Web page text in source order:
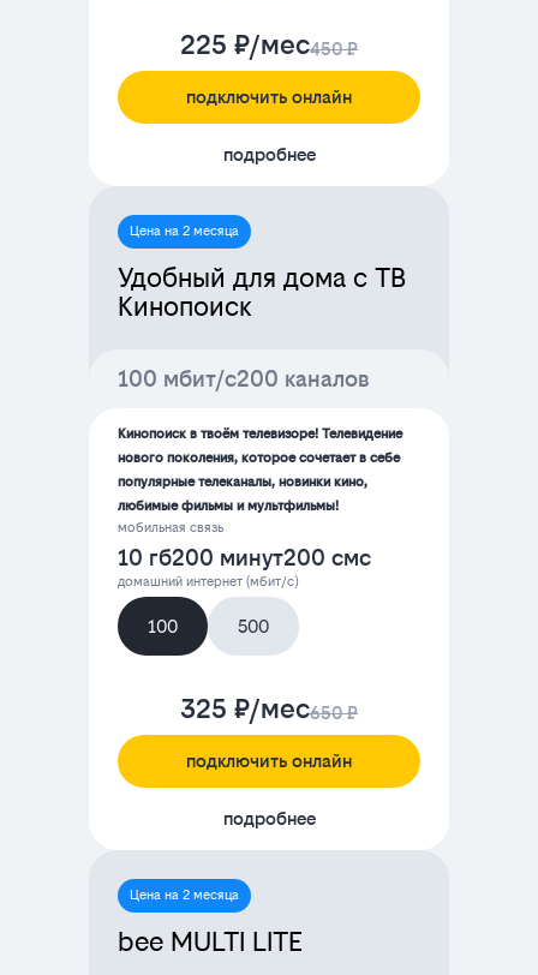
225 ₽/мес450 ₽
подключить онлайн
подробнее
Цена на 2 месяца
Удобный для дома с ТВ
Кинопоиск
100 мбит/с200 каналов
Кинопоиск в твоём телевизоре! Телевидение
нового поколения, которое сочетает в себе
популярные телеканалы, новинки кино,
любимые фильмы и мультфильмы!
мобильная связь
10 гб200 минут200 смс
домашний интернет (мбит/с)
100 500
325 ₽/мес650 ₽
подключить онлайн
подробнее
Цена на 2 месяца
bee MULTI LITE